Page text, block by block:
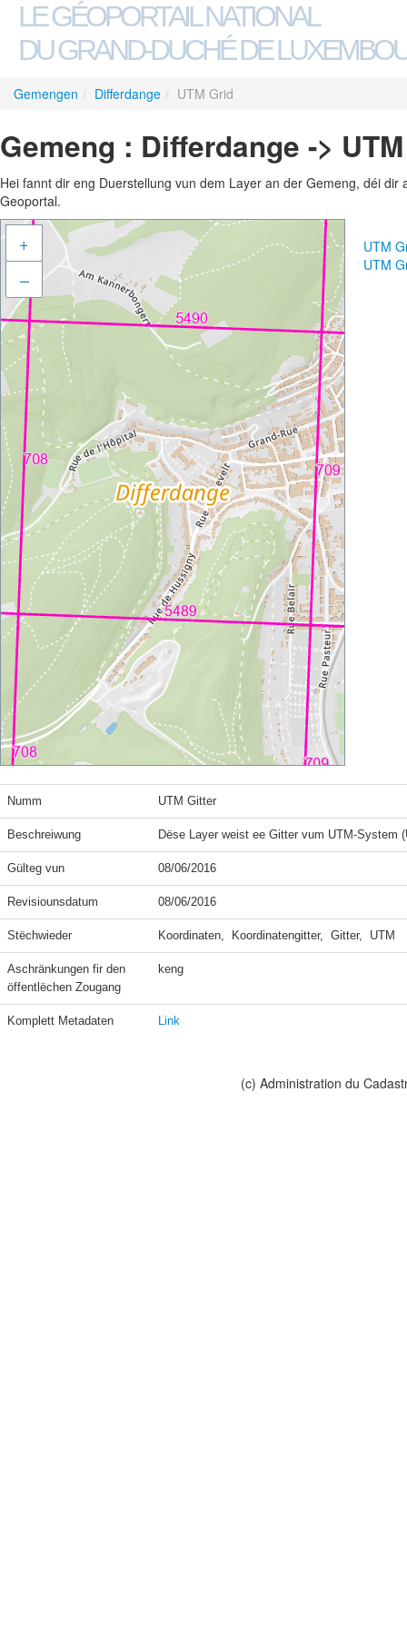
LE GÉOPORTAIL NATIONAL
DU GRAND-DUCHÉ DE
Gemengen / Differdange / UTM Grid
Gemeng : Differdange ->
Hei fannt dir eng Duerstellung vun dem Layer an der Gemeng, déi
Geoportal.
+
–
UTM
UTM
Numm UTM Gitter
Beschreiwung Dëse Layer weist ee Gitter vum UTM-System
Gülteg vun 08/06/2016
Revisiounsdatum 08/06/2016
Stëchwieder Koordinaten,  Koordinatengitter,  Gitter,  UTM
Aschränkungen fir den
öffentlëchen Zougang
keng
Komplett Metadaten Link
(c) Administration du